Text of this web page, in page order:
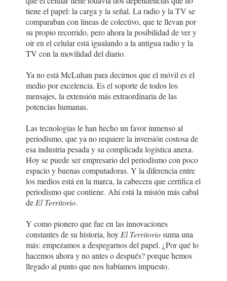
tiene el papel: la carga y la señal. La radio y la TV se
comparaban con líneas de colectivo, que te llevan por
su propio recorrido, pero ahora la posibilidad de ver y
oír en el celular está igualando a la antigua radio y la
TV con la movilidad del diario.
Ya no está McLuhan para decirnos que el móvil es el
medio por excelencia. Es el soporte de todos los
mensajes, la extensión más extraordinaria de las
potencias humanas.
Las tecnologías le han hecho un favor inmenso al
periodismo, que ya no requiere la inversión costosa de
esa industria pesada y su complicada logística anexa.
Hoy se puede ser empresario del periodismo con poco
espacio y buenas computadoras. Y la diferencia entre
los medios está en la marca, la cabecera que certifica el
periodismo que contiene. Ahí está la misión más cabal
de El Territorio.
Y como pionero que fue en las innovaciones
constantes de su historia, hoy El Territoriosuma una
más: empezamos a despegarnos del papel. ¿Por qué lo
hacemos ahora y no antes o después? porque hemos
llegado al punto que nos habíamos impuesto.